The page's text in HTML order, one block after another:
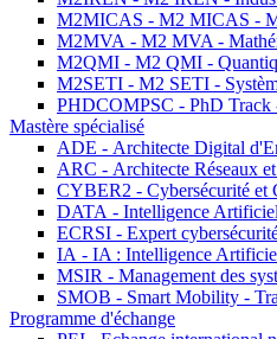
M2MICAS - M2 MICAS -
M2MVA - M2 MVA -
M2QMI - M2 QMI -
M2SETI - M2 SETI -
PHDCOMPSC - PhD Track
Mastère spécialisé
ADE - Architecte Digital
ARC - Architecte Réseaux
CYBER2 - Cybersécurité et
DATA - Intelligence
ECRSI - Expert
IA - IA : Intelligence
MSIR - Management des
SMOB - Smart Mobility -
Programme d'échange